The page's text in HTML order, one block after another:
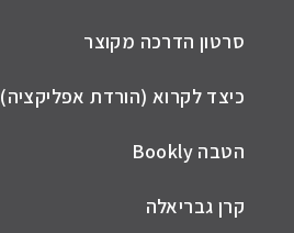
סרטון הדרכה מקוצר
כיצד לקרוא (הורדת אפליקציה)
הטבה Bookly
קרן גבריאלה